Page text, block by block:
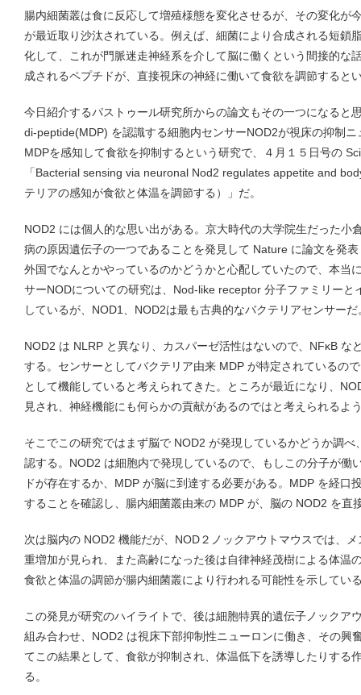
腸内細菌叢は食に反応して増殖様態を変化させるが、その変化が
が最近取り沙汰されている。例えば、細菌により合成される短鎖
化して、これが門脈迷走神経系を介して脳に働くという間接的な
成されるペプチドが、直接視床の神経に働いて食欲を調節すると
今日紹介するパストゥール研究所からの論文もその一つになると
di-peptide(MDP) を認識する細胞内センサーNOD2が視床の抑制
MDPを感知して食欲を抑制するという研究で、４月１５日号の
「Bacterial sensing via neuronal Nod2 regulates appetite and
テリアの感知が食欲と体温を調節する）」だ。
NOD2 には個人的な思い出がある。京大時代の大学院生だった小
病の原因遺伝子の一つであることを発見して Nature に論文を発
外国でなんとかやっているのかどうかと心配していたので、本当
サーNODについての研究は、Nod-like receptor 分子ファミリーと
しているが、NOD1、NOD2は最も古典的なバクテリアセンサーだ
NOD2 は NLRP と異なり、カスパーゼ活性はないので、NFκB な
する。センサーとしてバクテリア由来 MDP が特定されているの
として機能していると考えられてきた。ところが最近になり、
見され、神経機能にも何らかの貢献があるのではと考えられるよ
そこでこの研究ではまず脳で NOD2 が発現しているかどうか調
認する。NOD2 は細胞内で発現しているので、もしこの分子が働
ドが存在するか、MDP が脳に到達する必要がある。MDP を経口
することを確認し、腸内細菌叢由来の MDP が、脳の NOD2 を直
次は脳内の NOD2 機能だが、NOD２ノックアウトマウスでは、
重増加が見られ、また高齢になった後は自律神経茂樹による体温
食欲と体温の調節が腸内細菌叢により行われる可能性を示してい
この発見が研究のハイライトで、後は細胞特異的遺伝子ノックア
組み合わせ、NOD2 は視床下部抑制性ニューロンに働き、その興
てこの結果として、食欲が抑制され、体温低下を誘導したりする
る。